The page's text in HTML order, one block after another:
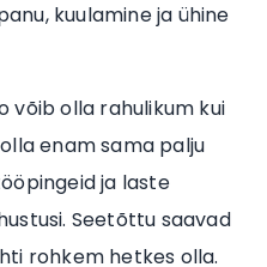
kuulamine ja ühine
võib olla rahulikum kui
enam sama palju
ja laste
Seetõttu saavad
rohkem hetkes olla.